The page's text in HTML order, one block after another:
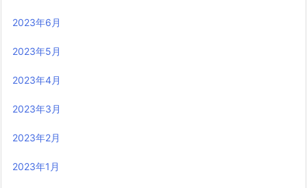
2023年6月
2023年5月
2023年4月
2023年3月
2023年2月
2023年1月